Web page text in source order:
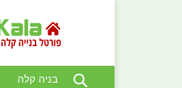
בניה קלה